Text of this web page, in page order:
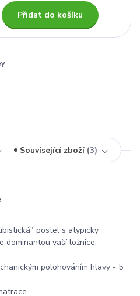
Přidat do košíku
Související zboží 3
postel s atypicky
dominantou vaší ložnice.
polohováním hlavy - 5